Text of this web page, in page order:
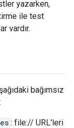
yazarken,
ile test
vardır.
bağımsız
: file:// URL'leri